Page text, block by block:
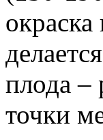
плода
точки